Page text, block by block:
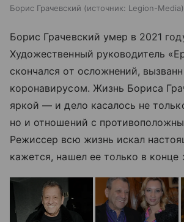
Борис Грачевский источник: Legion-Media
Борис Грачевский умер в 2021
Художественный руководитель
скончался от осложнений,
коронавирусом. Жизнь Бориса
яркой — и дело касалось не
но и отношений с
Режиссер всю жизнь искал
кажется, нашел ее только в конце